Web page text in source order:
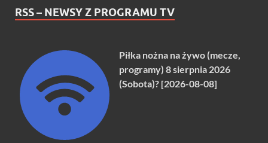
RSS – NEWSY Z PROGRAMU TV
Piłka nożna na żywo (mecze,
programy) 8 sierpnia 2026
(Sobota)? [2026-08-08]